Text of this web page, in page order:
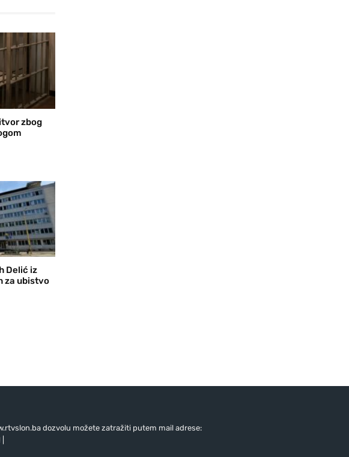
zbog
Delić iz
za ubistvo
dozvolu možete zatražiti putem mail adrese: